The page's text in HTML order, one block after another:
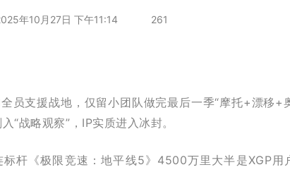
年10月27日 下午11:14 261
员支援战地，仅留小团队做完最后一季“摩托+漂移+
“战略观察”，IP实质进入冰封。
杆《极限竞速：地平线5》4500万里大半是XGP用